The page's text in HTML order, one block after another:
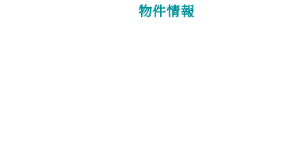
物件情報